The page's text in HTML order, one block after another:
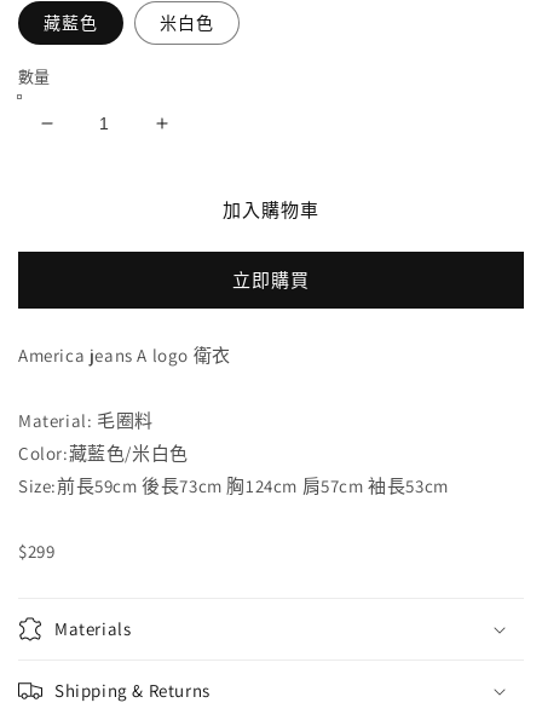
案
1
藏藍色 米白色
數量
America
數
減
America
數
增
加入購物車
立即購買
America jeans A logo 衛衣
Material: 毛圈料
Color:藏藍色/米白色
Size:前長59cm 後長73cm 胸124cm 肩57cm 袖長53cm
$299
Materials
Shipping & Returns